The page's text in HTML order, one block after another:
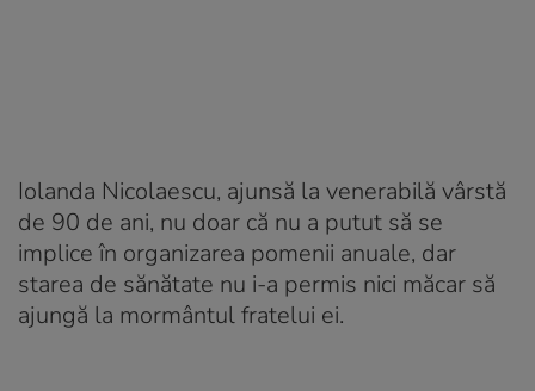
Iolanda Nicolaescu, ajunsă la venerabilă vârstă
de 90 de ani, nu doar că nu a putut să se
implice în organizarea pomenii anuale, dar
starea de sănătate nu i-a permis nici măcar să
ajungă la mormântul fratelui ei.